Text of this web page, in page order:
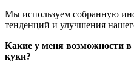
Мы используем собранную
тенденций и улучшения
Какие у меня возможности
куки?